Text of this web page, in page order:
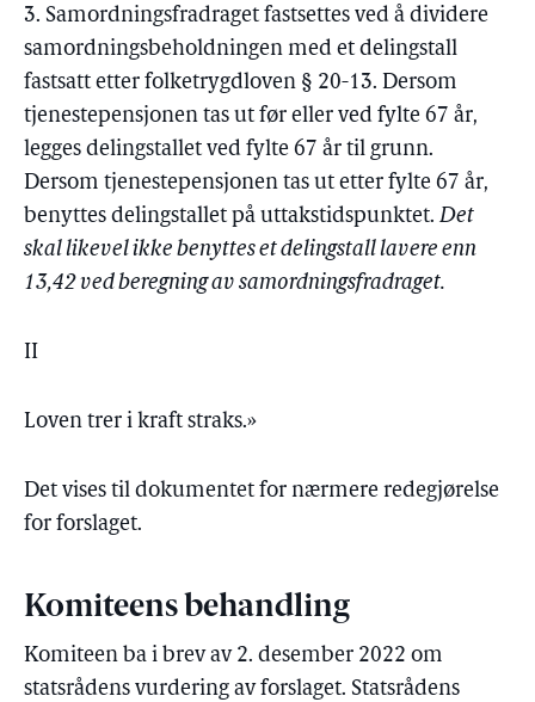
3. Samordningsfradraget fastsettes ved å dividere
samordningsbeholdningen med et delingstall
fastsatt etter folketrygdloven § 20-13. Dersom
tjenestepensjonen tas ut før eller ved fylte 67 år,
legges delingstallet ved fylte 67 år til grunn.
Dersom tjenestepensjonen tas ut etter fylte 67 år,
benyttes delingstallet på uttakstidspunktet. Det
skal likevel ikke benyttes et delingstall lavere enn
13,42 ved beregning av samordningsfradraget.
II
Loven trer i kraft straks.»
Det vises til dokumentet for nærmere redegjørelse
for forslaget.
Komiteens behandling
Komiteen ba i brev av 2. desember 2022 om
statsrådens vurdering av forslaget. Statsrådens